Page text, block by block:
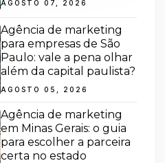
AGOSTO 07, 2026
Agência de marketing
para empresas de São
Paulo: vale a pena olhar
além da capital paulista?
AGOSTO 05, 2026
Agência de marketing
em Minas Gerais: o guia
para escolher a parceira
certa no estado